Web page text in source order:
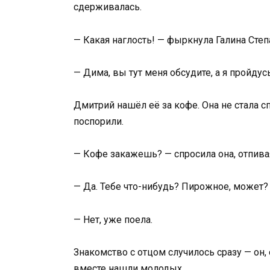
сдерживалась.
— Какая наглость! — фыркнула Галина
— Дима, вы тут меня обсудите, а я
Дмитрий нашёл её за кофе. Она не стала
поспорили.
— Кофе закажешь? — спросила она,
— Да. Тебе что-нибудь? Пирожное,
— Нет, уже поела.
Знакомство с отцом случилось сразу —